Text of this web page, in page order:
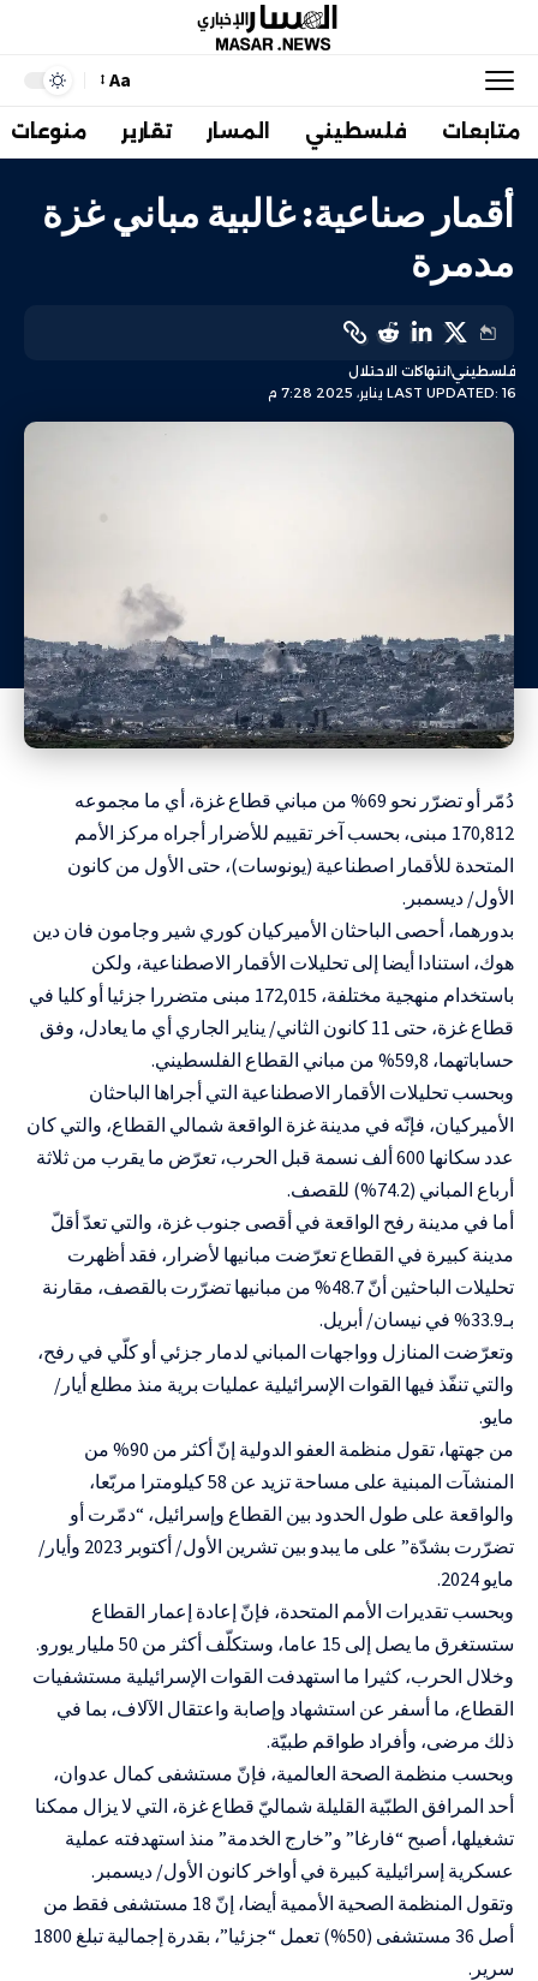
Aa
متابعات فلسطيني المسار تقارير منوعات
أقمار صناعية: غالبية مباني غزة
مدمرة
LAST UPDATED: 16 يناير، 2025 7:28 م
فلسطينيانتهاكات الاحتلال
دُمّر أو تضرّر نحو 69% من مباني قطاع غزة، أي ما مجموعه
170,812 مبنى، بحسب آخر تقييم للأضرار أجراه مركز الأمم
المتحدة للأقمار اصطناعية (يونوسات)، حتى الأول من كانون
الأول/ ديسمبر.
بدورهما، أحصى الباحثان الأميركيان كوري شير وجامون فان دين
هوك، استنادا أيضا إلى تحليلات الأقمار الاصطناعية، ولكن
باستخدام منهجية مختلفة، 172,015 مبنى متضررا جزئيا أو كليا في
قطاع غزة، حتى 11 كانون الثاني/ يناير الجاري أي ما يعادل، وفق
حساباتهما، 59,8% من مباني القطاع الفلسطيني.
وبحسب تحليلات الأقمار الاصطناعية التي أجراها الباحثان
الأميركيان، فإنّه في مدينة غزة الواقعة شمالي القطاع، والتي كان
عدد سكانها 600 ألف نسمة قبل الحرب، تعرّض ما يقرب من ثلاثة
أرباع المباني (74.2%) للقصف.
أما في مدينة رفح الواقعة في أقصى جنوب غزة، والتي تعدّ أقلّ
مدينة كبيرة في القطاع تعرّضت مبانيها لأضرار، فقد أظهرت
تحليلات الباحثين أنّ 48.7% من مبانيها تضرّرت بالقصف، مقارنة
بـ33.9% في نيسان/ أبريل.
وتعرّضت المنازل وواجهات المباني لدمار جزئي أو كلّي في رفح،
والتي تنفّذ فيها القوات الإسرائيلية عمليات برية منذ مطلع أيار/
مايو.
من جهتها، تقول منظمة العفو الدولية إنّ أكثر من 90% من
المنشآت المبنية على مساحة تزيد عن 58 كيلومترا مربّعا،
والواقعة على طول الحدود بين القطاع وإسرائيل، “دمّرت أو
تضرّرت بشدّة” على ما يبدو بين تشرين الأول/ أكتوبر 2023 وأيار/
مايو 2024.
وبحسب تقديرات الأمم المتحدة، فإنّ إعادة إعمار القطاع
ستستغرق ما يصل إلى 15 عاما، وستكلّف أكثر من 50 مليار يورو.
وخلال الحرب، كثيرا ما استهدفت القوات الإسرائيلية مستشفيات
القطاع، ما أسفر عن استشهاد وإصابة واعتقال الآلاف، بما في
ذلك مرضى، وأفراد طواقم طبيّة.
وبحسب منظمة الصحة العالمية، فإنّ مستشفى كمال عدوان،
أحد المرافق الطبّية القليلة شماليّ قطاع غزة، التي لا يزال ممكنا
تشغيلها، أصبح “فارغا” و”خارج الخدمة” منذ استهدفته عملية
عسكرية إسرائيلية كبيرة في أواخر كانون الأول/ ديسمبر.
وتقول المنظمة الصحية الأممية أيضا، إنّ 18 مستشفى فقط من
أصل 36 مستشفى (50%) تعمل “جزئيا”، بقدرة إجمالية تبلغ 1800
سرير.